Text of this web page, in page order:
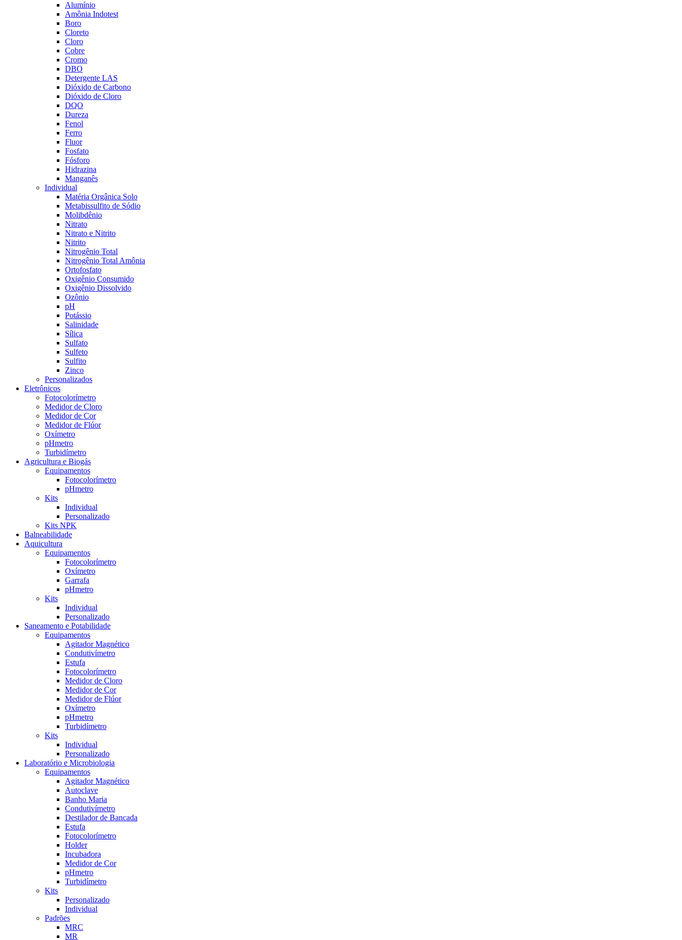
Alumínio
Amônia Indotest
Boro
Cloreto
Cloro
Cobre
Cromo
DBO
Detergente LAS
Dióxido de Carbono
Dióxido de Cloro
DQO
Dureza
Fenol
Ferro
Fluor
Fosfato
Fósforo
Hidrazina
Manganês
Individual
Matéria Orgânica Solo
Metabissulfito de Sódio
Molibdênio
Nitrato
Nitrato e Nitrito
Nitrito
Nitrogênio Total
Nitrogênio Total Amônia
Ortofosfato
Oxigênio Consumido
Oxigênio Dissolvido
Ozônio
pH
Potássio
Salinidade
Sílica
Sulfato
Sulfeto
Sulfito
Zinco
Personalizados
Eletrônicos
Fotocolorímetro
Medidor de Cloro
Medidor de Cor
Medidor de Flúor
Oxímetro
pHmetro
Turbidímetro
Agricultura e Biogás
Equipamentos
Fotocolorímetro
pHmetro
Kits
Individual
Personalizado
Kits NPK
Balneabilidade
Aquicultura
Equipamentos
Fotocolorímetro
Oxímetro
Garrafa
pHmetro
Kits
Individual
Personalizado
Saneamento e Potabilidade
Equipamentos
Agitador Magnético
Condutivímetro
Estufa
Fotocolorímetro
Medidor de Cloro
Medidor de Cor
Medidor de Flúor
Oxímetro
pHmetro
Turbidímetro
Kits
Individual
Personalizado
Laboratório e Microbiologia
Equipamentos
Agitador Magnético
Autoclave
Banho Maria
Condutivímetro
Destilador de Bancada
Estufa
Fotocolorímetro
Holder
Incubadora
Medidor de Cor
pHmetro
Turbidímetro
Kits
Personalizado
Individual
Padrões
MRC
MR